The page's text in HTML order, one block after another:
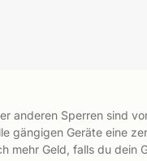
anderen Sperren sind
gängigen Geräte eine
mehr Geld, falls du dein